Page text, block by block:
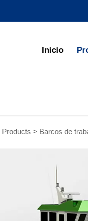
Inicio
Products > Barcos de